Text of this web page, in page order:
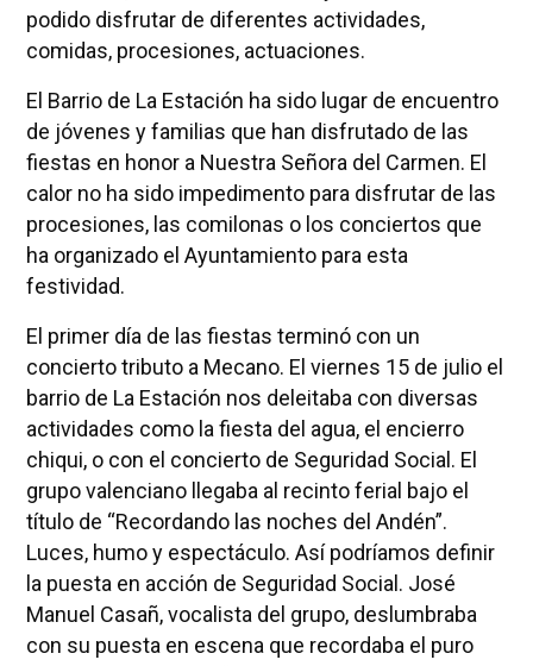
podido disfrutar de diferentes actividades,
comidas, procesiones, actuaciones.
El Barrio de La Estación ha sido lugar de encuentro
de jóvenes y familias que han disfrutado de las
fiestas en honor a Nuestra Señora del Carmen. El
calor no ha sido impedimento para disfrutar de las
procesiones, las comilonas o los conciertos que
ha organizado el Ayuntamiento para esta
festividad.
El primer día de las fiestas terminó con un
concierto tributo a Mecano. El viernes 15 de julio el
barrio de La Estación nos deleitaba con diversas
actividades como la fiesta del agua, el encierro
chiqui, o con el concierto de Seguridad Social. El
grupo valenciano llegaba al recinto ferial bajo el
título de “Recordando las noches del Andén”.
Luces, humo y espectáculo. Así podríamos definir
la puesta en acción de Seguridad Social. José
Manuel Casañ, vocalista del grupo, deslumbraba
con su puesta en escena que recordaba el puro